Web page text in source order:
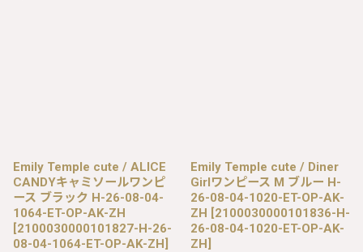
Emily Temple cute / ALICE
CANDYキャミソールワンピ
ース ブラック H-26-08-04-
1064-ET-OP-AK-ZH
[2100030000101827-H-26-
08-04-1064-ET-OP-AK-ZH]
Emily Temple cute / Diner
Girlワンピース M ブルー H-
26-08-04-1020-ET-OP-AK-
ZH [2100030000101836-H-
26-08-04-1020-ET-OP-AK-
ZH]